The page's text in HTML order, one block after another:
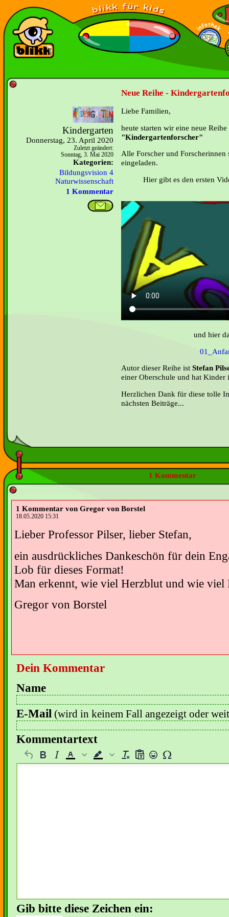
Neue Reihe -
Kindergarten
Donnerstag, 23. April 2020
Zuletzt geändert:
Sonntag, 3. Mai 2020
Kategorien:
Bildungsvision 4
Naturwissenschaft
1 Kommentar
Liebe Familien,
heute starten wir eine neue
"Kindergartenforscher"
Alle Forscher und
eingeladen.
Hier gibt es den ersten
und hier
Autor dieser Reihe ist Stefan
einer Oberschule und hat Kinder
Herzlichen Dank für diese tolle
nächsten Beiträge...
1 Kommentar
1 Kommentar von Gregor von Borstel
18.05.2020 15:31
Lieber Professor Pilser, lieber Stefan,
ein ausdrückliches Dankeschön für dein
Lob für dieses Format!
Man erkennt, wie viel Herzblut und wie viel
Gregor von Borstel
Dein Kommentar
Name
E-Mail (wird in keinem Fall angezeigt oder
Kommentartext
Gib bitte diese Zeichen ein: